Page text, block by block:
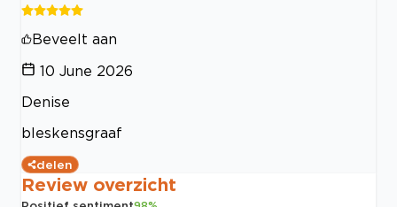
Beveelt aan
10 June 2026
Denise
bleskensgraaf
delen
Review overzicht